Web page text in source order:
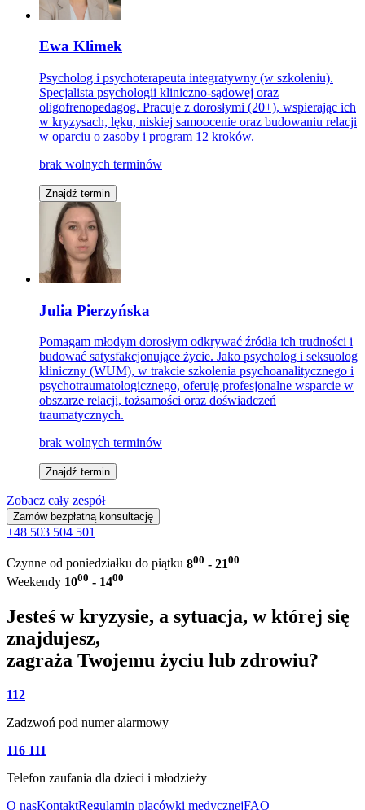
Ewa Klimek
Psycholog i psychoterapeuta integratywny (w szkoleniu).
Specjalista psychologii kliniczno-sądowej oraz
oligofrenopedagog. Pracuje z dorosłymi (20+), wspierając ich
w kryzysach, lęku, niskiej samoocenie oraz budowaniu relacji
w oparciu o zasoby i program 12 kroków.
brak wolnych terminów
Znajdź termin
Julia Pierzyńska
Pomagam młodym dorosłym odkrywać źródła ich trudności i
budować satysfakcjonujące życie. Jako psycholog i seksuolog
kliniczny (WUM), w trakcie szkolenia psychoanalitycznego i
psychotraumatologicznego, oferuję profesjonalne wsparcie w
obszarze relacji, tożsamości oraz doświadczeń
traumatycznych.
brak wolnych terminów
Znajdź termin
Zobacz cały zespół
Zamów bezpłatną konsultację
+48 503 504 501
Czynne od poniedziałku do piątku 800 - 2100
Weekendy 1000 - 1400
Jesteś w kryzysie, a sytuacja, w której się
znajdujesz,
zagraża Twojemu życiu lub zdrowiu?
112
Zadzwoń pod numer alarmowy
116 111
Telefon zaufania dla dzieci i młodzieży
O nasKontaktRegulamin placówki medycznejFAQ